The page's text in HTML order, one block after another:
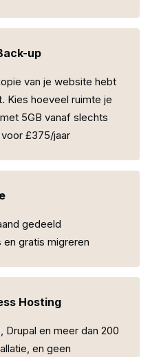
up
van je website hebt
Kies hoeveel ruimte je
5GB vanaf slechts
£375/jaar
gedeeld
gratis migreren
Hosting
Drupal en meer dan 200
en geen